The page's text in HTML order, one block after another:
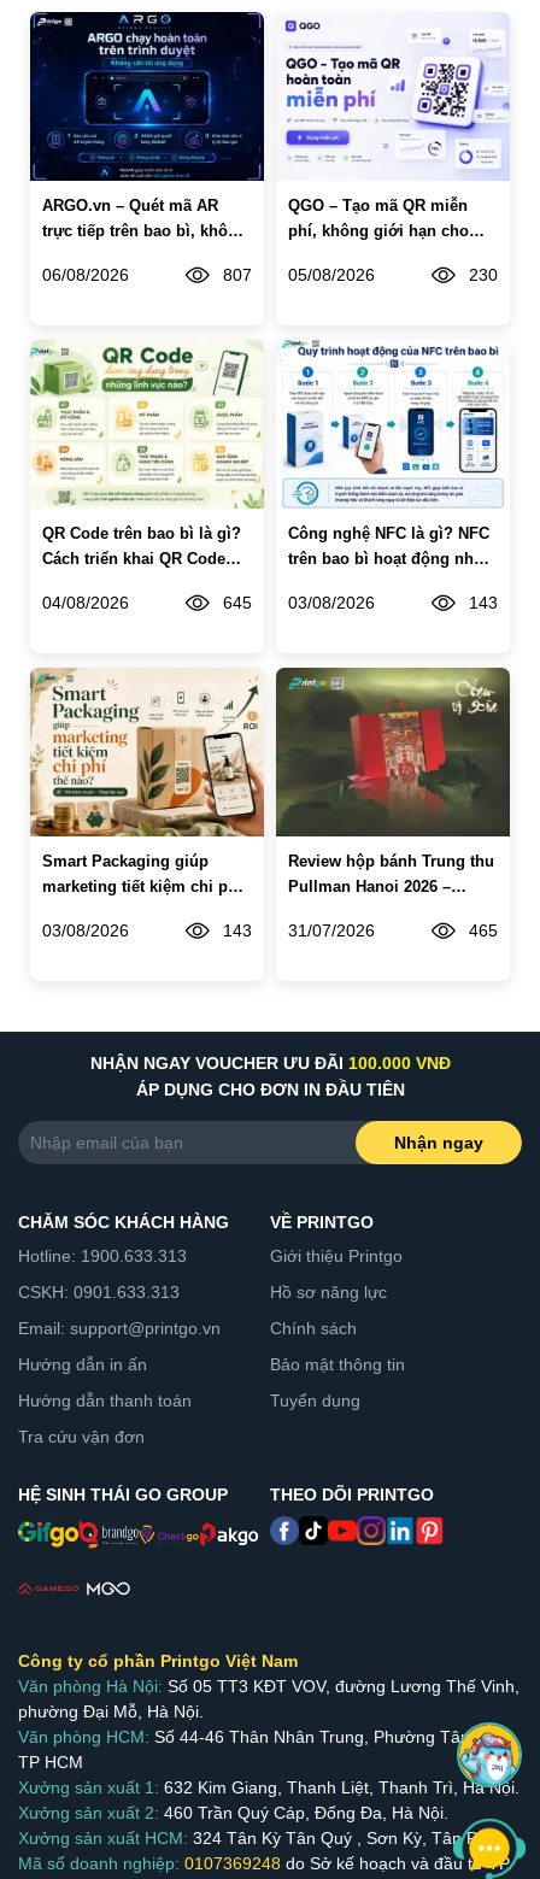
ARGO.vn – Quét mã AR
trực tiếp trên bao bì, không
06/08/2026 807
QGO – Tạo mã QR miễn
phí, không giới hạn cho
05/08/2026 230
QR Code trên bao bì là gì?
Cách triển khai QR Code
doanh nghiệp
04/08/2026 645
Công nghệ NFC là gì? NFC
trên bao bì hoạt động như
03/08/2026 143
Smart Packaging giúp
marketing tiết kiệm chi phí
03/08/2026 143
Review hộp bánh Trung thu
Pullman Hanoi 2026 –
31/07/2026 465
NHẬN NGAY VOUCHER ƯU ĐÃI 100.000 VNĐ
ÁP DỤNG CHO ĐƠN IN ĐẦU TIÊN
Nhận ngay
CHĂM SÓC KHÁCH HÀNG
Hotline: 1900.633.313
CSKH: 0901.633.313
Email: support@printgo.vn
Hướng dẫn in ấn
Hướng dẫn thanh toán
Tra cứu vận đơn
VỀ PRINTGO
Giới thiệu Printgo
Hồ sơ năng lực
Chính sách
Bảo mật thông tin
Tuyển dụng
HỆ SINH THÁI GO GROUP THEO DÕI PRINTGO
Công ty cổ phần Printgo Việt Nam
Văn phòng Hà Nội: Số 05 TT3 KĐT VOV, đường Lương Thế Vinh,
phường Đại Mỗ, Hà Nội.
Văn phòng HCM: Số 44-46 Thân Nhân Trung, Phường Tân Bình,
TP HCM
Xưởng sản xuất 1: 632 Kim Giang, Thanh Liệt, Thanh Trì, Hà Nội.
Xưởng sản xuất 2: 460 Trần Quý Cáp, Đống Đa, Hà Nội.
Xưởng sản xuất HCM: 324 Tân Kỳ Tân Quý , Sơn Kỳ, Tân Phú.
Mã số doanh nghiệp: 0107369248 do Sở kế hoạch và đầu tư TP.